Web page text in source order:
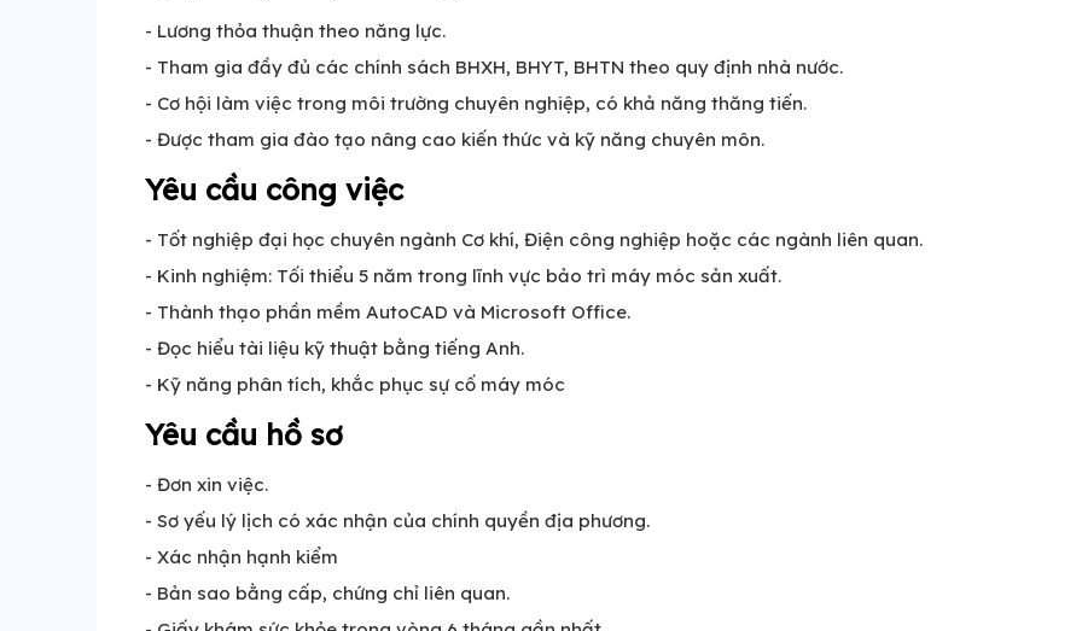
- Lương thỏa thuận theo năng lực.
- Tham gia đầy đủ các chính sách BHXH, BHYT, BHTN theo quy định nhà nước.
- Cơ hội làm việc trong môi trường chuyên nghiệp, có khả năng thăng tiến.
- Được tham gia đào tạo nâng cao kiến thức và kỹ năng chuyên môn.
Yêu cầu công việc
- Tốt nghiệp đại học chuyên ngành Cơ khí, Điện công nghiệp hoặc các ngành liên quan.
- Kinh nghiệm: Tối thiểu 5 năm trong lĩnh vực bảo trì máy móc sản xuất.
- Thành thạo phần mềm AutoCAD và Microsoft Office.
- Đọc hiểu tài liệu kỹ thuật bằng tiếng Anh.
- Kỹ năng phân tích, khắc phục sự cố máy móc
Yêu cầu hồ sơ
- Đơn xin việc.
- Sơ yếu lý lịch có xác nhận của chính quyền địa phương.
- Xác nhận hạnh kiểm
- Bản sao bằng cấp, chứng chỉ liên quan.